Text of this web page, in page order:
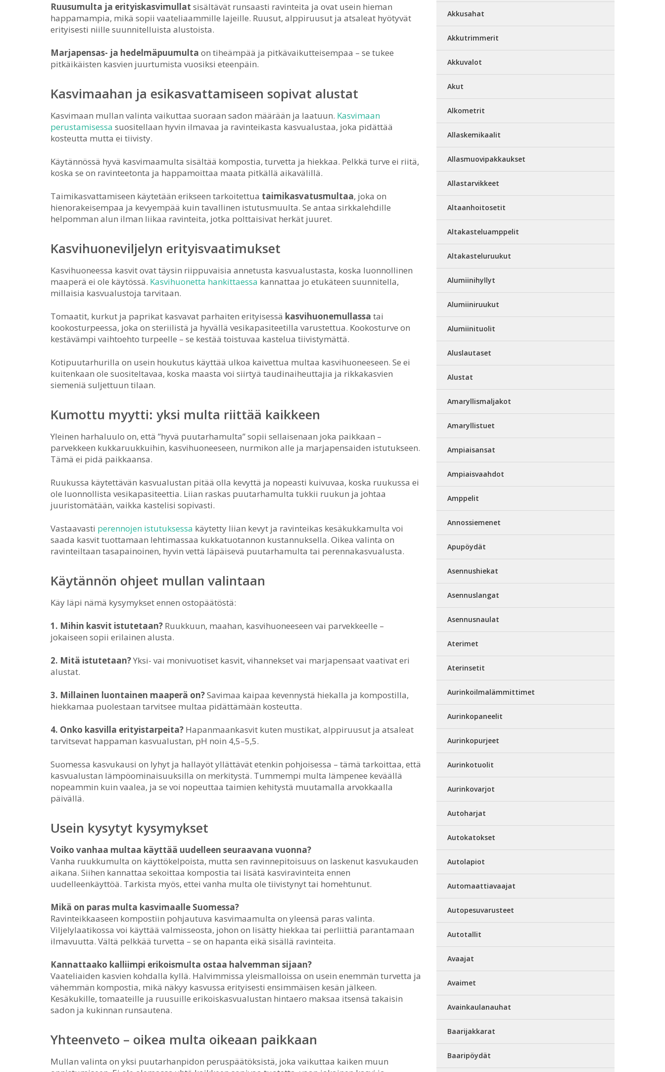
Ruusumulta ja erityiskasvimullat sisältävät runsaasti ravinteita ja ovat usein hieman
happamampia, mikä sopii vaateliaammille lajeille. Ruusut, alppiruusut ja atsaleat hyötyvät
erityisesti niille suunnitelluista alustoista.
Marjapensas- ja hedelmäpuumulta on tiheämpää ja pitkävaikutteisempaa – se tukee
pitkäikäisten kasvien juurtumista vuosiksi eteenpäin.
Kasvimaahan ja esikasvattamiseen sopivat alustat
Kasvimaan mullan valinta vaikuttaa suoraan sadon määrään ja laatuun. Kasvimaan
perustamisessa suositellaan hyvin ilmavaa ja ravinteikasta kasvualustaa, joka pidättää
kosteutta mutta ei tiivisty.
Käytännössä hyvä kasvimaamulta sisältää kompostia, turvetta ja hiekkaa. Pelkkä turve ei riitä,
koska se on ravinteetonta ja happamoittaa maata pitkällä aikavälillä.
Taimikasvattamiseen käytetään erikseen tarkoitettua taimikasvatusmultaa, joka on
hienorakeisempaa ja kevyempää kuin tavallinen istutusmuulta. Se antaa sirkkalehdille
helpomman alun ilman liikaa ravinteita, jotka polttaisivat herkät juuret.
Kasvihuoneviljelyn erityisvaatimukset
Kasvihuoneessa kasvit ovat täysin riippuvaisia annetusta kasvualustasta, koska luonnollinen
maaperä ei ole käytössä. Kasvihuonetta hankittaessa kannattaa jo etukäteen suunnitella,
millaisia kasvualustoja tarvitaan.
Tomaatit, kurkut ja paprikat kasvavat parhaiten erityisessä kasvihuonemullassa tai
kookosturpeessa, joka on steriilistä ja hyvällä vesikapasiteetilla varustettua. Kookosturve on
kestävämpi vaihtoehto turpeelle – se kestää toistuvaa kastelua tiivistymättä.
Kotipuutarhurilla on usein houkutus käyttää ulkoa kaivettua multaa kasvihuoneeseen. Se ei
kuitenkaan ole suositeltavaa, koska maasta voi siirtyä taudinaiheuttajia ja rikkakasvien
siemeniä suljettuun tilaan.
Kumottu myytti: yksi multa riittää kaikkeen
Yleinen harhaluulo on, että ”hyvä puutarhamulta” sopii sellaisenaan joka paikkaan –
parvekkeen kukkaruukkuihin, kasvihuoneeseen, nurmikon alle ja marjapensaiden istutukseen.
Tämä ei pidä paikkaansa.
Ruukussa käytettävän kasvualustan pitää olla kevyttä ja nopeasti kuivuvaa, koska ruukussa ei
ole luonnollista vesikapasiteettia. Liian raskas puutarhamulta tukkii ruukun ja johtaa
juuristomätään, vaikka kastelisi sopivasti.
Vastaavasti perennojen istutuksessa käytetty liian kevyt ja ravinteikas kesäkukkamulta voi
saada kasvit tuottamaan lehtimassaa kukkatuotannon kustannuksella. Oikea valinta on
ravinteiltaan tasapainoinen, hyvin vettä läpäisevä puutarhamulta tai perennakasvualusta.
Käytännön ohjeet mullan valintaan
Käy läpi nämä kysymykset ennen ostopäätöstä:
1. Mihin kasvit istutetaan? Ruukkuun, maahan, kasvihuoneeseen vai parvekkeelle –
jokaiseen sopii erilainen alusta.
2. Mitä istutetaan?Yksi- vai monivuotiset kasvit, vihannekset vai marjapensaat vaativat eri
alustat.
3. Millainen luontainen maaperä on?Savimaa kaipaa kevennystä hiekalla ja kompostilla,
hiekkamaa puolestaan tarvitsee multaa pidättämään kosteutta.
4. Onko kasvilla erityistarpeita? Hapanmaankasvit kuten mustikat, alppiruusut ja atsaleat
tarvitsevat happaman kasvualustan, pH noin 4,5–5,5.
Suomessa kasvukausi on lyhyt ja hallayöt yllättävät etenkin pohjoisessa – tämä tarkoittaa, että
kasvualustan lämpöominaisuuksilla on merkitystä. Tummempi multa lämpenee keväällä
nopeammin kuin vaalea, ja se voi nopeuttaa taimien kehitystä muutamalla arvokkaalla
päivällä.
Usein kysytyt kysymykset
Voiko vanhaa multaa käyttää uudelleen seuraavana vuonna?
Vanha ruukkumulta on käyttökelpoista, mutta sen ravinnepitoisuus on laskenut kasvukauden
aikana. Siihen kannattaa sekoittaa kompostia tai lisätä kasviravinteita ennen
uudelleenkäyttöä. Tarkista myös, ettei vanha multa ole tiivistynyt tai homehtunut.
Mikä on paras multa kasvimaalle Suomessa?
Ravinteikkaaseen kompostiin pohjautuva kasvimaamulta on yleensä paras valinta.
Viljelylaatikossa voi käyttää valmisseosta, johon on lisätty hiekkaa tai perliittiä parantamaan
ilmavuutta. Vältä pelkkää turvetta – se on hapanta eikä sisällä ravinteita.
Kannattaako kalliimpi erikoismulta ostaa halvemman sijaan?
Vaateliaiden kasvien kohdalla kyllä. Halvimmissa yleismalloissa on usein enemmän turvetta ja
vähemmän kompostia, mikä näkyy kasvussa erityisesti ensimmäisen kesän jälkeen.
Kesäkukille, tomaateille ja ruusuille erikoiskasvualustan hintaero maksaa itsensä takaisin
sadon ja kukinnan runsautena.
Yhteenveto – oikea multa oikeaan paikkaan
Mullan valinta on yksi puutarhanpidon peruspäätöksistä, joka vaikuttaa kaiken muun
Akkusahat
Akkutrimmerit
Akkuvalot
Akut
Alkometrit
Allaskemikaalit
Allasmuovipakkaukset
Allastarvikkeet
Altaanhoitosetit
Altakasteluamppelit
Altakasteluruukut
Alumiinihyllyt
Alumiiniruukut
Alumiinituolit
Aluslautaset
Alustat
Amaryllismaljakot
Amaryllistuet
Ampiaisansat
Ampiaisvaahdot
Amppelit
Annossiemenet
Apupöydät
Asennushiekat
Asennuslangat
Asennusnaulat
Aterimet
Aterinsetit
Aurinkoilmalämmittimet
Aurinkopaneelit
Aurinkopurjeet
Aurinkotuolit
Aurinkovarjot
Autoharjat
Autokatokset
Autolapiot
Automaattiavaajat
Autopesuvarusteet
Autotallit
Avaajat
Avaimet
Avainkaulanauhat
Baarijakkarat
Baaripöydät